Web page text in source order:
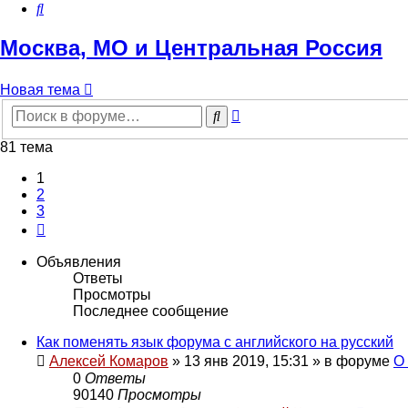
Поиск
Москва, МО и Центральная Россия
Новая тема
Поиск
81 тема
1
2
3
Объявления
Ответы
Просмотры
Последнее сообщение
Как поменять язык форума с английского на русский
Алексей Комаров » 13 янв 2019, 15:31 » в форуме О
0 Ответы
90140 Просмотры